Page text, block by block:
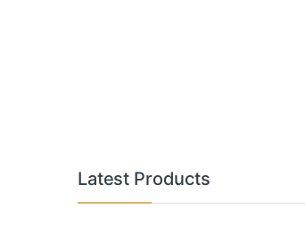
Latest Products